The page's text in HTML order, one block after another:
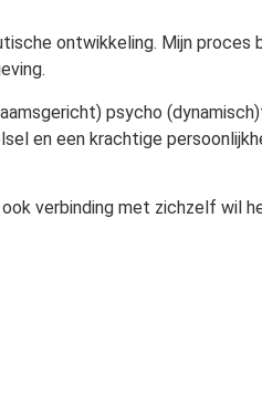
ontwikkeling. Mijn
psycho
en een krachtige
verbinding met zichzelf wil